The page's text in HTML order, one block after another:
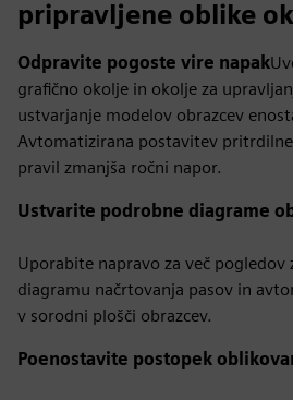
pripravljene oblike
Odpravite pogoste vire napak
grafično okolje in okolje za
ustvarjanje modelov obrazcev
Avtomatizirana postavitev
pravil zmanjša ročni napor.
Ustvarite podrobne diagrame
Uporabite napravo za več pogledov
diagramu načrtovanja pasov in
v sorodni plošči obrazcev.
Poenostavite postopek